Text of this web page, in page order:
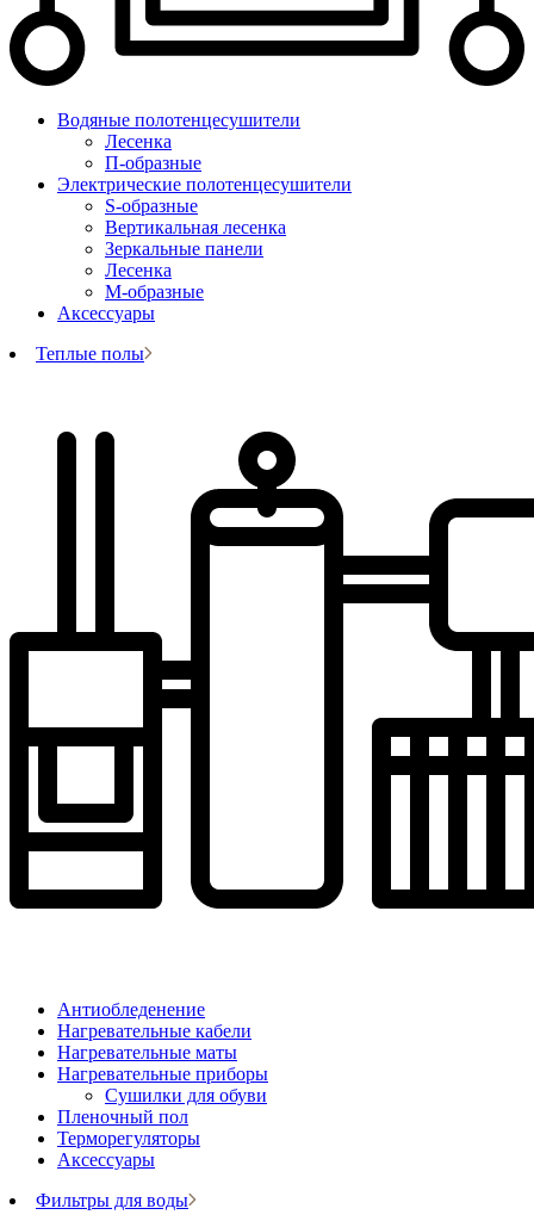
Водяные полотенцесушители
Лесенка
П-образные
Электрические полотенцесушители
S-образные
Вертикальная лесенка
Зеркальные панели
Лесенка
М-образные
Аксессуары
Теплые полы
Антиобледенение
Нагревательные кабели
Нагревательные маты
Нагревательные приборы
Сушилки для обуви
Пленочный пол
Терморегуляторы
Аксессуары
Фильтры для воды